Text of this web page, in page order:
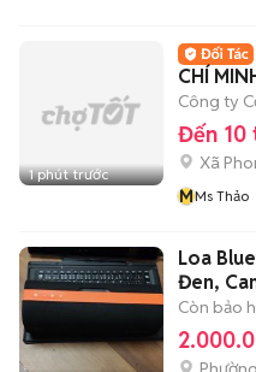
1 phút trước
CHÍ
Công ty
Đến
Xã
MMs Thảo
Loa
Đen,
Còn bảo